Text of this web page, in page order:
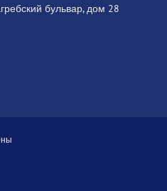
бульвар, дом 28